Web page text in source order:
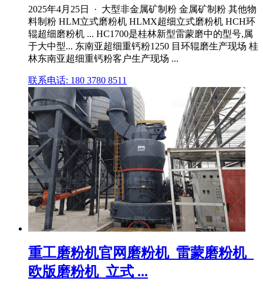
2025年4月25日 · 大型非金属矿制粉 金属矿制粉 其他物
料制粉 HLM立式磨粉机 HLMX超细立式磨粉机 HCH环
辊超细磨粉机 ... HC1700是桂林新型雷蒙磨中的型号,属
于大中型... 东南亚超细重钙粉1250 目环辊磨生产现场 桂
林东南亚超细重钙粉客户生产现场 ...
联系电话: 180 3780 8511
重工磨粉机官网磨粉机_雷蒙磨粉机_
欧版磨粉机_立式 ...